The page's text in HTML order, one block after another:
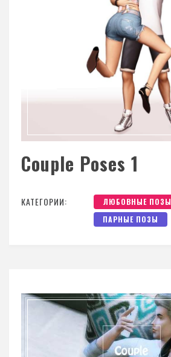
Couple Poses 1
КАТЕГОРИИ:
ЛЮБОВНЫЕ ПОЗЫ
ПАРНЫЕ ПОЗЫ